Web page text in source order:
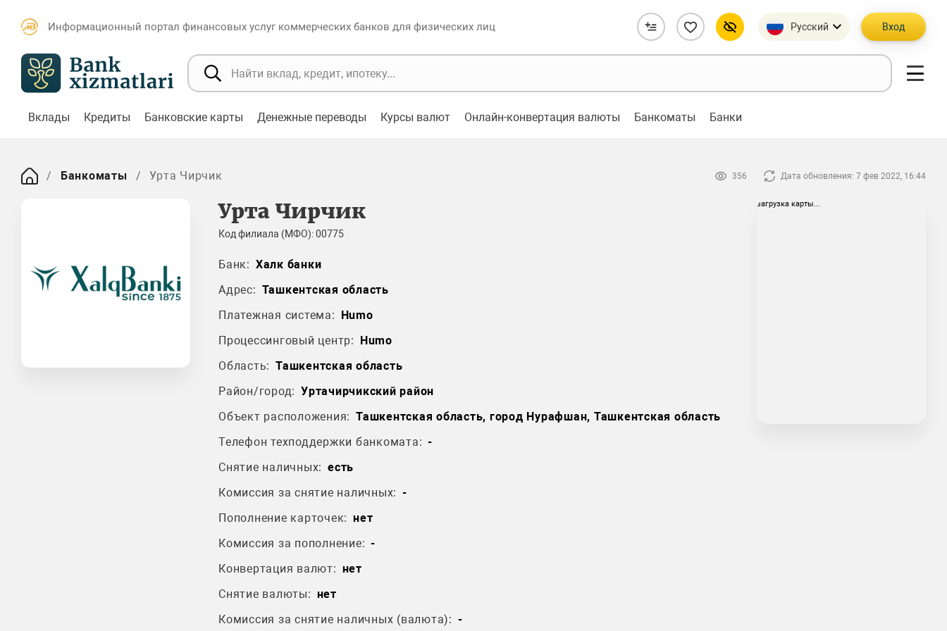
Информационный портал финансовых услуг коммерческих банков для физических лиц Русский Вход
Вклады Кредиты Банковские карты Денежные переводы Курсы валют Онлайн-конвертация валюты Банкоматы Банки
Банкоматы Урта Чирчик 356 Дата обновления: 7 фев 2022, 16:44
Урта Чирчик
Код филиала (МФО): 00775
Банк: Халк банки
Адрес: Ташкентская область
Платежная система: Humo
Процессинговый центр: Humo
Область: Ташкентская область
Район/город: Уртачирчикский район
Объект расположения: Ташкентская область, город Нурафшан, Ташкентская область
Телефон техподдержки банкомата: -
Снятие наличных: есть
Комиссия за снятие наличных: -
Пополнение карточек: нет
Комиссия за пополнение: -
Конвертация валют: нет
Снятие валюты: нет
Комиссия за снятие наличных (валюта): -
загрузка карты...